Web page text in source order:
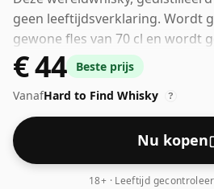
geen leeftijdsverklaring. Wordt
gewone fles van 70 cl en wordt
gezond alcoholpercentage van
€ 44
Beste prijs
VanafHard to Find Whisky ?
Nu kopen
18+ · Leeftijd